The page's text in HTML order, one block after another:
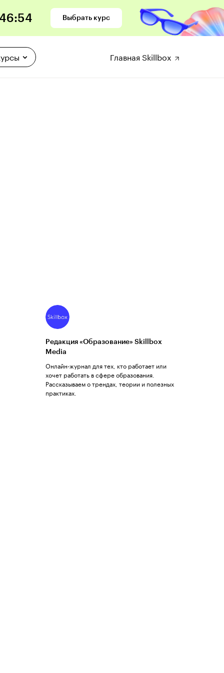
:53 Выбрать курс
Главная Skillbox
Редакция «Образование» Skillbox
Media
Онлайн-журнал для тех, кто работает или
хочет работать в сфере образования.
Рассказываем о трендах, теории и полезных
практиках.